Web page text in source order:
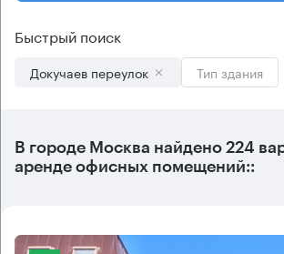
Быстрый поиск
Докучаев переулок Тип здания
В городе Москва найдено 224
аренде офисных помещений::